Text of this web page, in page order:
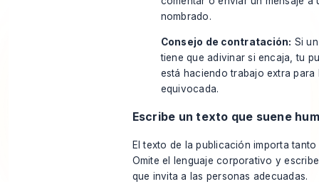
nombrado.
Consejo de contratación: Si
tiene que adivinar si encaja, tu
está haciendo trabajo extra para
equivocada.
Escribe un texto que suene
El texto de la publicación importa
Omite el lenguaje corporativo y
que invita a las personas adecuadas.